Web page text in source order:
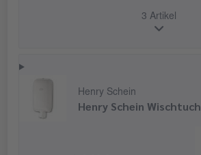
3 Artikel
Henry Schein
Henry Schein